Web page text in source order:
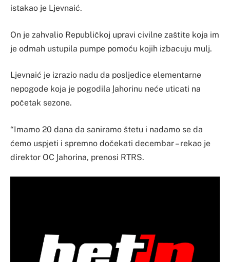
istakao je Ljevnaić.
On je zahvalio Republičkoj upravi civilne zaštite koja im
je odmah ustupila pumpe pomoću kojih izbacuju mulj.
Ljevnaić je izrazio nadu da posljedice elementarne
nepogode koja je pogodila Јahorinu neće uticati na
početak sezone.
“Imamo 20 dana da saniramo štetu i nadamo se da
ćemo uspjeti i spremno dočekati decembar – rekao je
direktor OC Јahorina, prenosi RTRS.